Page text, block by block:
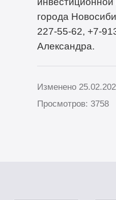
города
227-55-62, +7-
Александра.
Изменено
Просмотров: 3758